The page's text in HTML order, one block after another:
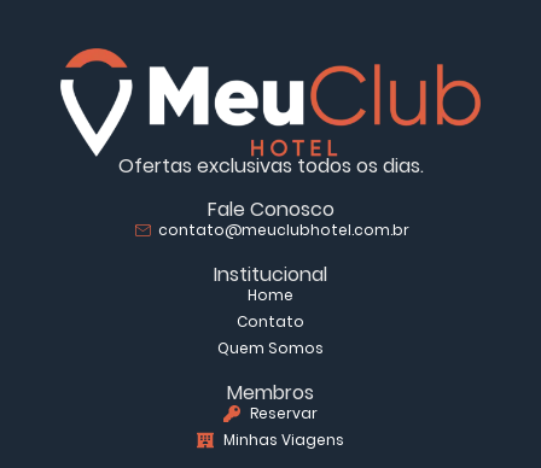
Ofertas exclusivas todos os dias.
Fale Conosco
contato@meuclubhotel.com.br
Institucional
Home
Contato
Quem Somos
Membros
Reservar
Minhas Viagens